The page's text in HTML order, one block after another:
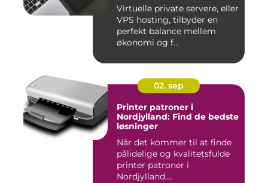
Virtuelle private servere, eller
VPS hosting, tilbyder en
perfekt balance mellem
økonomi og f...
02. sep
Printer patroner i
Nordjylland: Find de bedste
løsninger
Når det kommer til at finde
pålidelige og kvalitetsfulde
printer patroner i
Nordjylland,...